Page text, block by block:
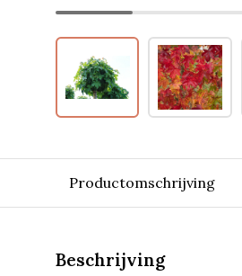
Productomschrijving
Beschrijving